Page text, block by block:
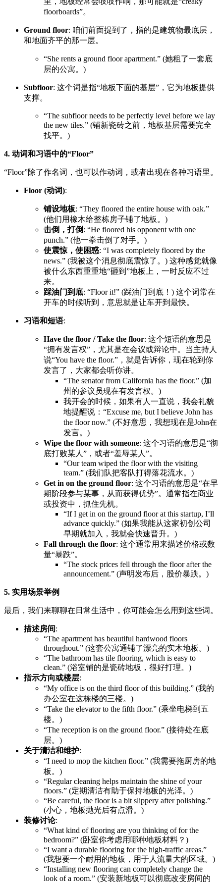
floorboards”。
Ground floor: 咱们前面提到了，指的是建筑物最底层，
和地面齐平的那一层。
“She rents a ground floor apartment.” (她租了一套底
层的公寓。)
Subfloor: 这个词是指“地板下面的基层”，它为地板提供
支撑。
“The subfloor needs to be perfectly level before we lay
the new tiles.” (铺新瓷砖之前，地板基层需要完全
找平。)
4. 动词和习语中的“Floor”
“Floor”除了作名词，也可以作动词，或者出现在各种习语里。
Floor (动词):
铺设地板: “They floored the entire house with oak.”
(他们用橡木给整栋房子铺了地板。)
击倒，打倒: “He floored his opponent with one
punch.” (他一拳击倒了对手。)
使震惊，使困惑: “I was completely floored by the
news.” (我被这个消息彻底震惊了。) 这种感觉就像
被什么东西重重地“砸到”地板上，一时反应不过
来。
踩油门到底: “Floor it!” (踩油门到底！) 这个词常在
开车的时候听到，意思就是让车开到最快。
习语和短语:
Have the floor / Take the floor: 这个短语的意思是
“拥有发言权”，尤其是在会议或辩论中。当主持人
说“You have the floor.”，就是告诉你，现在轮到你
发言了，大家都会听你讲。
“The senator from California has the floor.” (加
州的参议员现在有发言权。)
我开会的时候，如果有人一直说，我会礼貌
地提醒说：“Excuse me, but I believe John has
the floor now.” (不好意思，我想现在是John在
发言。)
Wipe the floor with someone: 这个习语的意思是“彻
底打败某人”，或者“羞辱某人”。
“Our team wiped the floor with the visiting
team.” (我们队把客队打得落花流水。)
Get in on the ground floor: 这个习语的意思是“在早
期阶段参与某事，从而获得优势”。通常指在商业
或投资中，抓住先机。
“If I get in on the ground floor at this startup, I’ll
advance quickly.” (如果我能从这家初创公司
早期就加入，我就会快速晋升。)
Fall through the floor: 这个通常用来描述价格或数
量“暴跌”。
“The stock prices fell through the floor after the
announcement.” (声明发布后，股价暴跌。)
5. 实用场景举例
最后，我们来聊聊在日常生活中，你可能会怎么用到这些词。
描述房间:
“The apartment has beautiful hardwood floors
throughout.” (这套公寓通铺了漂亮的实木地板。)
“The bathroom has tile flooring, which is easy to
clean.” (浴室铺的是瓷砖地板，很好打理。)
指示方向或楼层:
“My office is on the third floor of this building.” (我的
办公室在这栋楼的三楼。)
“Take the elevator to the fifth floor.” (乘坐电梯到五
楼。)
“The reception is on the ground floor.” (接待处在底
层。)
关于清洁和维护:
“I need to mop the kitchen floor.” (我需要拖厨房的地
板。)
“Regular cleaning helps maintain the shine of your
floors.” (定期清洁有助于保持地板的光泽。)
“Be careful, the floor is a bit slippery after polishing.”
(小心，地板抛光后有点滑。)
装修讨论:
“What kind of flooring are you thinking of for the
bedroom?” (卧室你考虑用哪种地板材料？)
“I want a durable flooring for the high-traffic areas.”
(我想要一个耐用的地板，用于人流量大的区域。)
“Installing new flooring can completely change the
look of a room.” (安装新地板可以彻底改变房间的